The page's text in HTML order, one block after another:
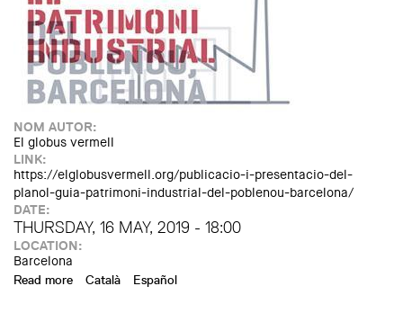
NOM AUTOR:
El globus vermell
LINK:
https://elglobusvermell.org/publicacio-i-presentacio-del-
planol-guia-patrimoni-industrial-del-poblenou-barcelona/
DATE:
THURSDAY, 16 MAY, 2019 - 18:00
LOCATION:
Barcelona
Read more about Walking tour "The industrial heritage of Poblenou"
Català Español